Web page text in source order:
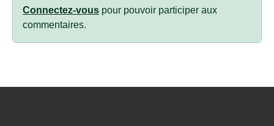
Connectez-vous pour pouvoir participer aux
commentaires.